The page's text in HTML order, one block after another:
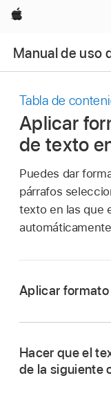
Apple
Manual de uso
Tabla de
Aplicar
de texto
Puedes dar
párrafos
texto en las que
Aplicar
Para
párrafos
Hacer que el
de la siguiente